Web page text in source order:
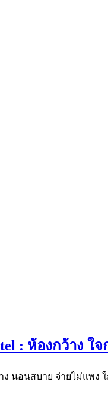
: ห้องกว้าง ใ
ง นอนสบาย จ่ายไม่แพ